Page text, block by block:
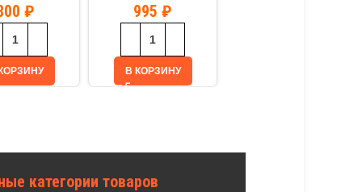
₽ 995 ₽
В КОРЗИНУ
категории товаров